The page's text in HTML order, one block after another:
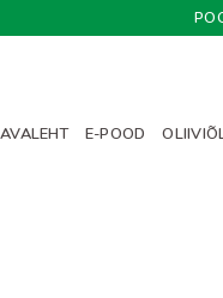
AVALEHT E-POOD